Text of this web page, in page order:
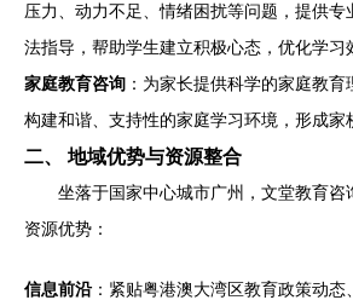
压力、动力不足、情绪困扰等问题，提供
法指导，帮助学生建立积极心态，优化学习
家庭教育咨询 ：为家长提供科学的家庭教
构建和谐、支持性的家庭学习环境，形成家
二、 地域优势与资源整合
坐落于国家中心城市广州，文堂教育咨
资源优势：
信息前沿：紧贴粤港澳大湾区教育政策动态